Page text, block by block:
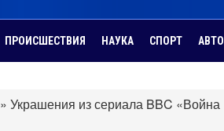
ПРОИСШЕСТВИЯ НАУКА СПОРТ АВТО
» Украшения из сериала BBC «Война